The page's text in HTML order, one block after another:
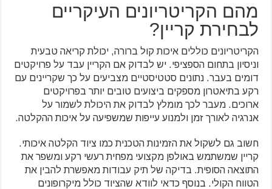
מהם הקריטריונים העיקריים
לבחירת קריין?
הקריטריונים כוללים איכות קול ברורה, יכולת קריאה טבעית
וניסיון בתחום הספציפי. יש לבדוק אם הקריין עבד על פרויקטים
דומים בעבר. נתונים סטטיסטיים מצביעים על כך שקריינים עם
רקע בתיאטרון מספקים ביצועים טובים יותר בפרויקטים
ארוכים. מעבר לכך מומלץ לבדוק את היכולת לשמור על
אנרגיה לאורך זמן ולמנוע עייפות שמשפיעה על איכות ההקלטה.
חשוב גם לשקול את הזמינות הטכנית כמו ציוד הקלטה איכותי.
קריין שמשתמש באולפן מקצועי מפחית רעשי רקע ומשפר את
התוצאה הסופית. בדיקה של תיק עבודות מאפשרת להבין את
הטווח הקולי. בנוסף כדאי לוודא שהציוד כולל מיקרופונים